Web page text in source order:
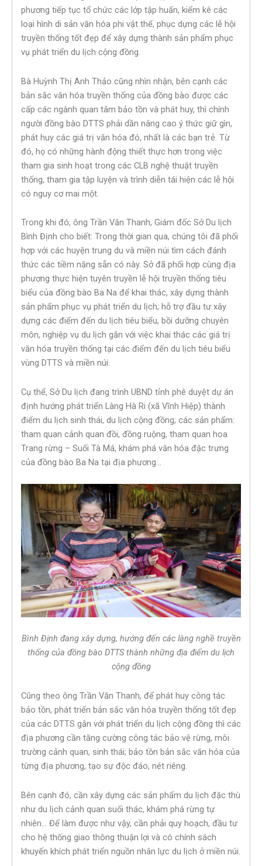
phương tiếp tục tổ chức các lớp tập huấn, kiểm kê các
loại hình di sản văn hóa phi vật thể, phục dựng các lễ hội
truyền thống tốt đẹp để xây dựng thành sản phẩm phục
vụ phát triển du lịch cộng đồng.
Bà Huỳnh Thị Anh Thảo cũng nhìn nhận, bên cạnh các
bản sắc văn hóa truyền thống của đồng bào được các
cấp các ngành quan tâm bảo tồn và phát huy, thì chính
người đồng bào DTTS phải dần nâng cao ý thức giữ gìn,
phát huy các giá trị văn hóa đó, nhất là các bạn trẻ. Từ
đó, họ có những hành động thiết thực hơn trong việc
tham gia sinh hoạt trong các CLB nghệ thuật truyền
thống, tham gia tập luyện và trình diễn tái hiện các lễ hội
có nguy cơ mai một.
Trong khi đó, ông Trần Văn Thanh, Giám đốc Sở Du lịch
Bình Định cho biết: Trong thời gian qua, chúng tôi đã phối
hợp với các huyện trung du và miền núi tìm cách đánh
thức các tiềm năng sẵn có này. Sở đã phối hợp cùng địa
phương thực hiện tuyên truyền lễ hội truyền thống tiêu
biểu của đồng bào Ba Na để khai thác, xây dựng thành
sản phẩm phục vụ phát triển du lịch; hỗ trợ đầu tư xây
dựng các điểm đến du lịch tiêu biểu, bồi dưỡng chuyên
môn, nghiệp vụ du lịch gắn với việc khai thác các giá trị
văn hóa truyền thống tại các điểm đến du lịch tiêu biểu
vùng DTTS và miền núi.
Cụ thể, Sở Du lịch đang trình UBND tỉnh phê duyệt dự án
định hướng phát triển Làng Hà Ri (xã Vĩnh Hiệp) thành
điểm du lịch sinh thái, du lịch cộng đồng; các sản phẩm:
tham quan cảnh quan đồi, đồng ruộng, tham quan hoa
Trang rừng – Suối Tà Má, khám phá văn hóa đặc trưng
của đồng bào Ba Na tại địa phương…
Bình Định đang xây dựng, hướng đến các làng nghề truyền
thống của đồng bào DTTS thành những địa điểm du lịch
cộng đồng
Cũng theo ông Trần Văn Thanh, để phát huy công tác
bảo tồn, phát triển bản sắc văn hóa truyền thống tốt đẹp
của các DTTS gắn với phát triển du lịch cộng đồng thì các
địa phương cần tăng cường công tác bảo vệ rừng, môi
trường cảnh quan, sinh thái; bảo tồn bản sắc văn hóa của
từng địa phương, tạo sự độc đáo, nét riêng.
Bên cạnh đó, cần xây dựng các sản phẩm du lịch đặc thù
như du lịch cảnh quan suối thác, khám phá rừng tự
nhiên… Để làm được như vậy, cần phải quy hoạch, đầu tư
cho hệ thống giao thông thuận lợi và có chính sách
khuyến khích phát triển nguồn nhân lực du lịch ở miền núi.